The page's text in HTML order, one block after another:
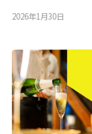
2026年1月30⽇